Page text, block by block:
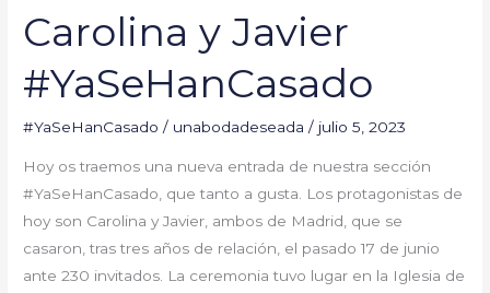
Carolina y Javier
#YaSeHanCasado
#YaSeHanCasado / unabodadeseada/ julio 5, 2023
Hoy os traemos una nueva entrada de nuestra sección
#YaSeHanCasado, que tanto a gusta. Los protagonistas de
hoy son Carolina y Javier, ambos de Madrid, que se
casaron, tras tres años de relación, el pasado 17 de junio
ante 230 invitados. La ceremonia tuvo lugar en la Iglesia de